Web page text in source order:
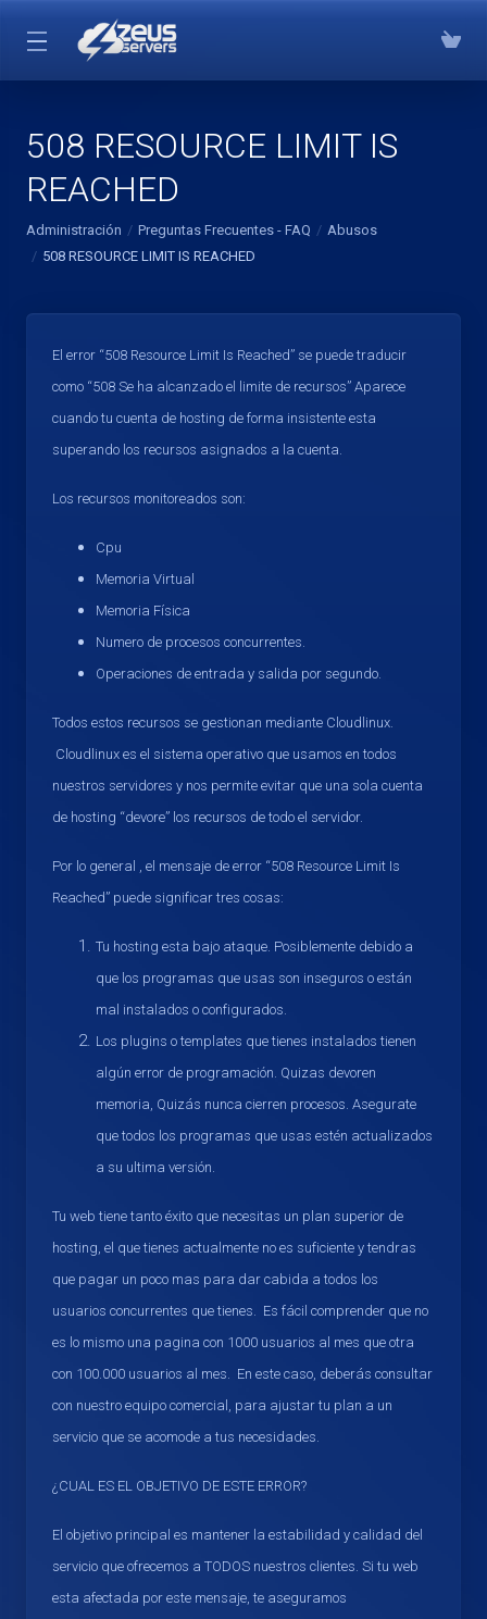
508 RESOURCE LIMIT IS
REACHED
Administración Preguntas Frecuentes - FAQ
Abusos
508 RESOURCE LIMIT IS REACHED
El error “508 Resource Limit Is Reached” se puede traducir
como “508 Se ha alcanzado el limite de recursos” Aparece
cuando tu cuenta de hosting de forma insistente esta
superando los recursos asignados a la cuenta.
Los recursos monitoreados son:
Cpu
Memoria Virtual
Memoria Física
Numero de procesos concurrentes.
Operaciones de entrada y salida por segundo.
Todos estos recursos se gestionan mediante Cloudlinux.
Cloudlinux es el sistema operativo que usamos en todos
nuestros servidores y nos permite evitar que una sola cuenta
de hosting “devore” los recursos de todo el servidor.
Por lo general , el mensaje de error “508 Resource Limit Is
Reached” puede significar tres cosas:
Tu hosting esta bajo ataque. Posiblemente debido a
que los programas que usas son inseguros o están
mal instalados o configurados.
Los plugins o templates que tienes instalados tienen
algún error de programación. Quizas devoren
memoria, Quizás nunca cierren procesos. Asegurate
que todos los programas que usas estén actualizados
a su ultima versión.
Tu web tiene tanto éxito que necesitas un plan superior de
hosting, el que tienes actualmente no es suficiente y tendras
que pagar un poco mas para dar cabida a todos los
usuarios concurrentes que tienes. Es fácil comprender que no
es lo mismo una pagina con 1000 usuarios al mes que otra
con 100.000 usuarios al mes. En este caso, deberás consultar
con nuestro equipo comercial, para ajustar tu plan a un
servicio que se acomode a tus necesidades.
¿CUAL ES EL OBJETIVO DE ESTE ERROR?
El objetivo principal es mantener la estabilidad y calidad del
servicio que ofrecemos a TODOS nuestros clientes. Si tu web
esta afectada por este mensaje, te aseguramos